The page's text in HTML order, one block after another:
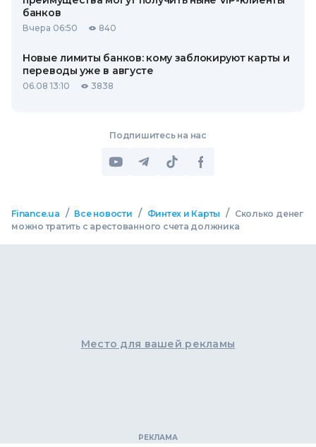
банков
Вчера 06:50 840
Новые лимиты банков: кому заблокируют карты и
переводы уже в августе
06.08 13:10 3838
Подпишитесь на нас
Finance.ua / Все новости / Финтех и Карты /
Сколько денег
можно тратить с арестованного счета должника
Место для вашей рекламы